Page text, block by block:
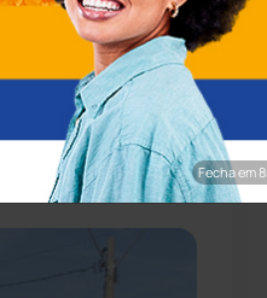
centro do
Localizada
ótimo acesso
podem ligar para
Fecha em